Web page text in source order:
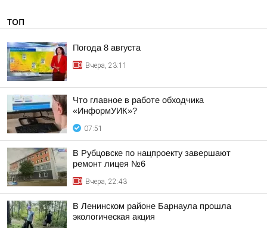
ТОП
Погода 8 августа
Вчера, 23:11
Что главное в работе обходчика
«ИнформУИК»?
07:51
В Рубцовске по нацпроекту завершают
ремонт лицея №6
Вчера, 22:43
В Ленинском районе Барнаула прошла
экологическая акция